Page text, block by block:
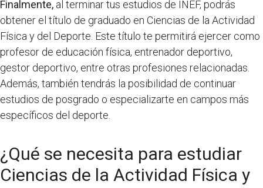
Finalmente, al terminar tus estudios de INEF, podrás
obtener el título de graduado en Ciencias de la Actividad
Física y del Deporte. Este título te permitirá ejercer como
profesor de educación física, entrenador deportivo,
gestor deportivo, entre otras profesiones relacionadas.
Además, también tendrás la posibilidad de continuar
estudios de posgrado o especializarte en campos más
específicos del deporte.
¿Qué se necesita para estudiar
Ciencias de la Actividad Física y